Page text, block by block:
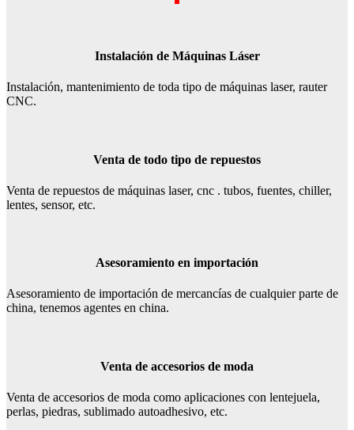
Instalación de Máquinas Láser
Instalación, mantenimiento de toda tipo de máquinas laser, rauter
CNC.
Venta de todo tipo de repuestos
Venta de repuestos de máquinas laser, cnc . tubos, fuentes, chiller,
lentes, sensor, etc.
Asesoramiento en importación
Asesoramiento de importación de mercancías de cualquier parte de
china, tenemos agentes en china.
Venta de accesorios de moda
Venta de accesorios de moda como aplicaciones con lentejuela,
perlas, piedras, sublimado autoadhesivo, etc.